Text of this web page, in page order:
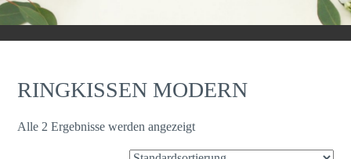
RINGKISSEN MODERN
Alle 2 Ergebnisse werden angezeigt